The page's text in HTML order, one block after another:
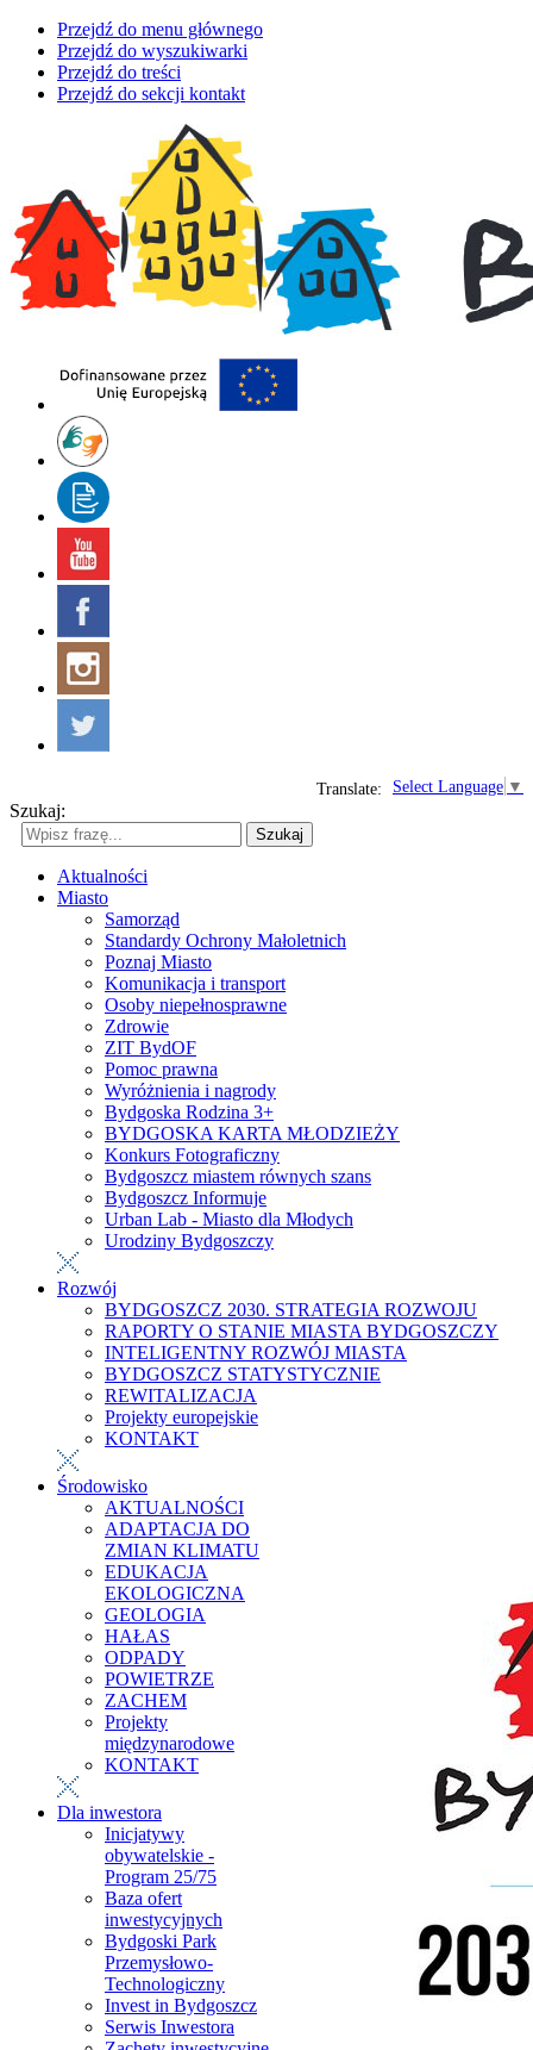
Przejdź do menu głównego
Przejdź do wyszukiwarki
Przejdź do treści
Przejdź do sekcji kontakt
Select Language ▼
Translate:
Szukaj:
Szukaj
Aktualności
Miasto
Samorząd
Standardy Ochrony Małoletnich
Poznaj Miasto
Komunikacja i transport
Osoby niepełnosprawne
Zdrowie
ZIT BydOF
Pomoc prawna
Wyróżnienia i nagrody
Bydgoska Rodzina 3+
BYDGOSKA KARTA MŁODZIEŻY
Konkurs Fotograficzny
Bydgoszcz miastem równych szans
Bydgoszcz Informuje
Urban Lab - Miasto dla Młodych
Urodziny Bydgoszczy
Rozwój
BYDGOSZCZ 2030. STRATEGIA ROZWOJU
RAPORTY O STANIE MIASTA BYDGOSZCZY
INTELIGENTNY ROZWÓJ MIASTA
BYDGOSZCZ STATYSTYCZNIE
REWITALIZACJA
Projekty europejskie
KONTAKT
Środowisko
AKTUALNOŚCI
ADAPTACJA DO
ZMIAN KLIMATU
EDUKACJA
EKOLOGICZNA
GEOLOGIA
HAŁAS
ODPADY
POWIETRZE
ZACHEM
Projekty
międzynarodowe
KONTAKT
Dla inwestora
Inicjatywy
obywatelskie -
Program 25/75
Baza ofert
inwestycyjnych
Bydgoski Park
Przemysłowo-
Technologiczny
Invest in Bydgoszcz
Serwis Inwestora